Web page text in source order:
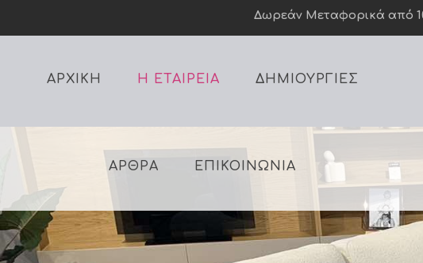
Δωρεάν Mεταφορικά από
ΑΡΧΙΚΗ Η ΕΤΑΙΡΕΙΑ ΔΗΜΙΟΥΡΓΙΕΣ
ΑΡΘΡΑ ΕΠΙΚΟΙΝΩΝΙΑ